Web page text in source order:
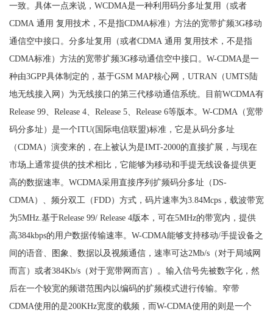
一致。具体一点来说，WCDMA是一种利用码分多址复用（或者
CDMA 通用 复用技术，不是指CDMA标准）方法的宽带扩频3G移动
通信空中接口。分多址复用（或者CDMA 通用 复用技术，不是指
CDMA标准）方法的宽带扩频3G移动通信空中接口。W-CDMA是一
种由3GPP具体制定的，基于GSM MAP核心网，UTRAN（UMTS陆
地无线接入网）为无线接口的第三代移动通信系统。目前WCDMA有
Release 99、Release 4、Release 5、Release 6等版本。W-CDMA（宽带
码分多址）是一个ITU(国际电信联盟)标准，它是从码分多址
（CDMA）演变来的，在上被认为是IMT-2000的直接扩展，与现在
市场上通常提供的技术相比，它能够为移动和手提无线设备提供更
高的数据速率。WCDMA采用直接序列扩频码分多址（DS-
CDMA）、频分双工（FDD）方式，码片速率为3.84Mcps，载波带宽
为5MHz.基于Release 99/ Release 4版本，可在5MHz的带宽内，提供
高384kbps的用户数据传输速率。W-CDMA能够支持移动/手提设备之
间的语音、图象、数据以及视频通信，速率可达2Mb/s（对于局域网
而言）或者384Kb/s（对于宽带网而言）。输入信号先被数字化，然
后在一个较宽的频谱范围内以编码的扩频模式进行传输。窄带
CDMA使用的是200KHz宽度的载频，而W-CDMA使用的则是一个